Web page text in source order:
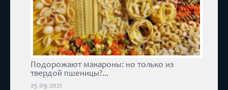
Подорожают макароны: но только из
твердой пшеницы?...
25.09.2021